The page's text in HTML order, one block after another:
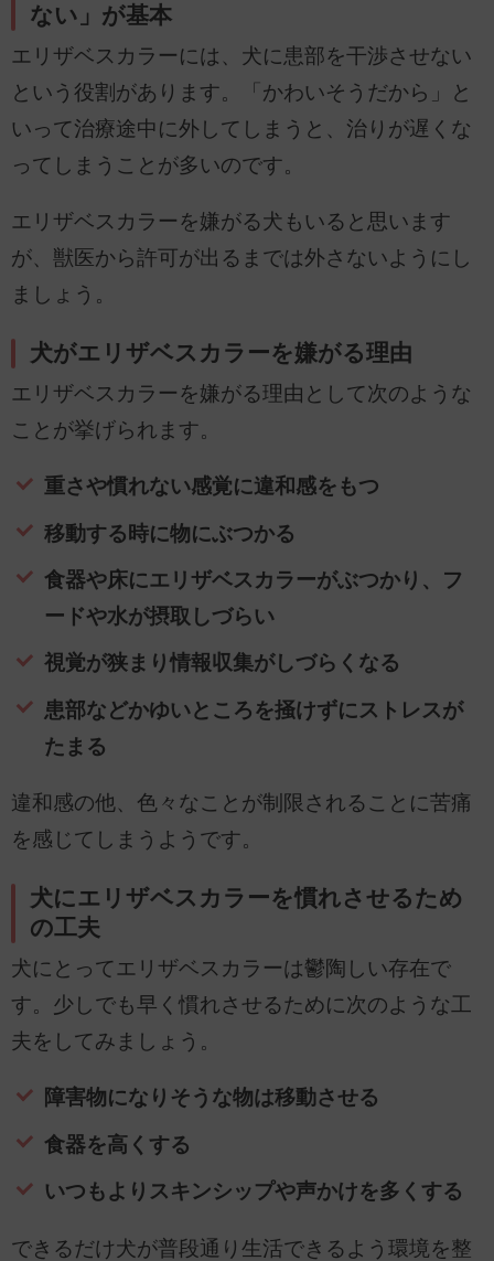
ない」が基本
エリザベスカラーには、犬に患部を干渉させない
という役割があります。「かわいそうだから」と
いって治療途中に外してしまうと、治りが遅くな
ってしまうことが多いのです。
エリザベスカラーを嫌がる犬もいると思います
が、獣医から許可が出るまでは外さないようにし
ましょう。
犬がエリザベスカラーを嫌がる理由
エリザベスカラーを嫌がる理由として次のような
ことが挙げられます。
重さや慣れない感覚に違和感をもつ
移動する時に物にぶつかる
食器や床にエリザベスカラーがぶつかり、フ
ードや水が摂取しづらい
視覚が狭まり情報収集がしづらくなる
患部などかゆいところを掻けずにストレスが
たまる
違和感の他、色々なことが制限されることに苦痛
を感じてしまうようです。
犬にエリザベスカラーを慣れさせるため
の工夫
犬にとってエリザベスカラーは鬱陶しい存在で
す。少しでも早く慣れさせるために次のような工
夫をしてみましょう。
障害物になりそうな物は移動させる
食器を高くする
いつもよりスキンシップや声かけを多くする
できるだけ犬が普段通り生活できるよう環境を整